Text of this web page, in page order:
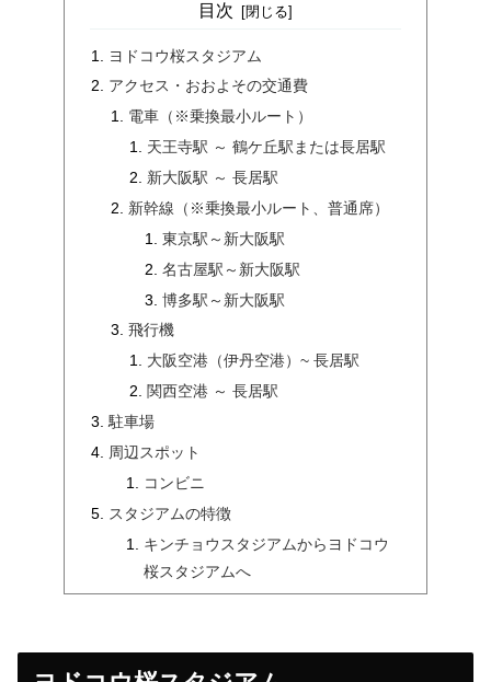
目次
ヨドコウ桜スタジアム
アクセス・おおよその交通費
電車（※乗換最小ルート）
天王寺駅 ～ 鶴ケ丘駅または長居駅
新大阪駅 ～ 長居駅
新幹線（※乗換最小ルート、普通席）
東京駅～新大阪駅
名古屋駅～新大阪駅
博多駅～新大阪駅
飛行機
大阪空港（伊丹空港）~ 長居駅
関西空港 ～ 長居駅
駐車場
周辺スポット
コンビニ
スタジアムの特徴
キンチョウスタジアムからヨドコウ
桜スタジアムへ